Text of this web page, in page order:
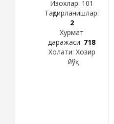
Изохлар: 101
Тақдирланишлар:
2
Хурмат
даражаси: 718
Холати: Хозир
йўқ